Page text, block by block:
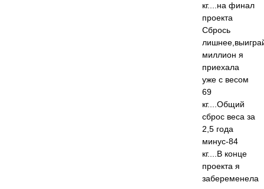
кг....на финал
проекта
Сбрось
миллион я
приехала
уже с весом
69
кг....Общий
сброс веса за
2,5 года
минус-84
кг....В конце
проекта я
забеременела